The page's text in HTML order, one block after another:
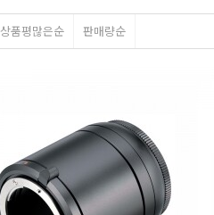
상품평많은순 판매량순